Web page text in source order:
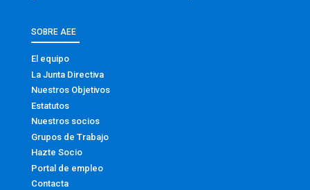
SOBRE AEE
El equipo
La Junta Directiva
Nuestros Objetivos
Estatutos
Nuestros socios
Grupos de Trabajo
Hazte Socio
Portal de empleo
Contacta